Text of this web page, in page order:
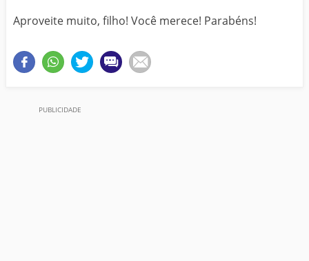
Aproveite muito, filho! Você merece! Parabéns!